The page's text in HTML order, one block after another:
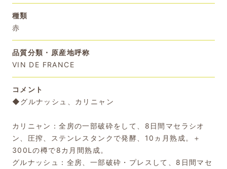
種類
赤
品質分類・原産地呼称
VIN DE FRANCE
コメント
◆グルナッシュ、カリニャン
カリニャン：全房の一部破砕をして、8日間マセラシオ
ン、圧搾、ステンレスタンクで発酵、10ヵ月熟成。＋
300Lの樽で8カ月間熟成。
グルナッシュ：全房、一部破砕・プレスして、8日間マセ